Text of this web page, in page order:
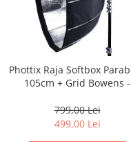
Phottix Raja Softbox
105cm + Grid Bowens -
799,00 Lei
499,00 Lei